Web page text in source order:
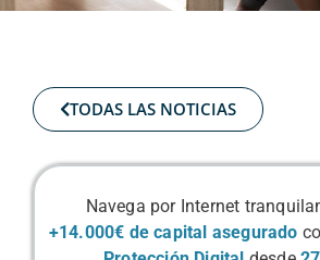
TODAS LAS NOTICIAS
Navega por Internet
+14.000€ de capital asegurado